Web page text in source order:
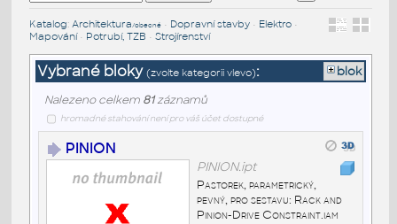
Katalog: Architektura/obecné• Dopravní stavby• Elektro•
Mapování• Potrubí, TZB • Strojírenství
Vybrané bloky (zvolte kategorii vlevo): blok
Nalezeno celkem 81záznamů
hromadné stahování není pro váš účet dostupné
PINION
PINION.ipt
Pastorek, parametrický,
pevný, pro sestavu: Rack and
Pinion-Drive Constraint.iam